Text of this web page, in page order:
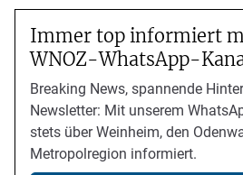
Immer top informiert
WNOZ-WhatsApp-
Breaking News, spannende
Newsletter: Mit unserem
stets über Weinheim, den
Metropolregion informiert.